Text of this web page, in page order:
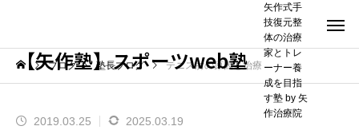
【矢作塾】スポーツweb塾
矢作式手
技復元整
体の治療
家とトレ
ーナー養
成を目指
す塾 by 矢
作治療院
ブログ 塾長ブログ テニス肘の原因と治療
2019.03.25 2025.03.19